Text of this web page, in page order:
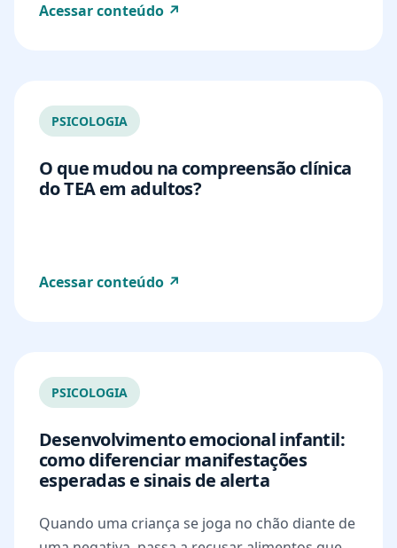
Acessar conteúdo ↗
PSICOLOGIA
O que mudou na compreensão clínica
do TEA em adultos?
Acessar conteúdo ↗
PSICOLOGIA
Desenvolvimento emocional infantil:
como diferenciar manifestações
esperadas e sinais de alerta
Quando uma criança se joga no chão diante de